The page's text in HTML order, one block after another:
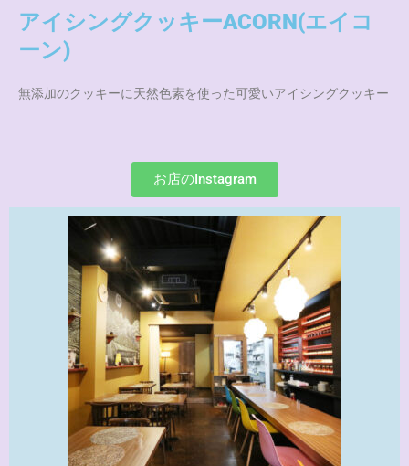
アイシングクッキーACORN(エイコ
ーン)
無添加のクッキーに天然色素を使った可愛いアイシングクッキー
お店のInstagram